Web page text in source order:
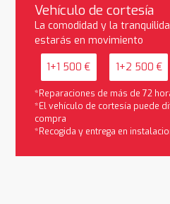
Vehículo de cortesía
La comodidad y la
estarás en movimiento
1+1 500 € 1+2 500 €
*Reparaciones de más de 72
*El vehículo de cortesía puede
compra
*Recogida y entrega en